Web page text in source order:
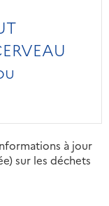
à jour
sur les déchets